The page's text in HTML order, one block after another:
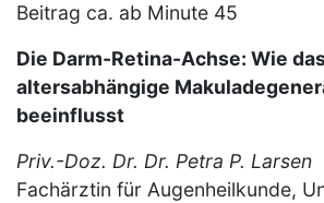
Beitrag ca. ab Minute 45
Die Darm-Retina-Achse: Wie
altersabhängige
beeinflusst
Priv.-Doz. Dr. Dr. Petra P. Larsen
Fachärztin für Augenheilkunde,